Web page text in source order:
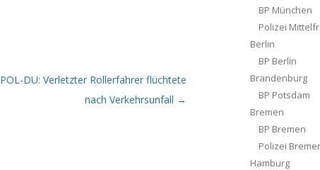
POL-DU: Verletzter Rollerfahrer flüchtete
nach Verkehrsunfall →
BP München
Polizei
Berlin
BP Berlin
Brandenburg
BP Potsdam
Bremen
BP Bremen
Polizei
Hamburg